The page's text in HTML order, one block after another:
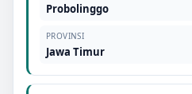
Probolinggo
PROVINSI
Jawa Timur